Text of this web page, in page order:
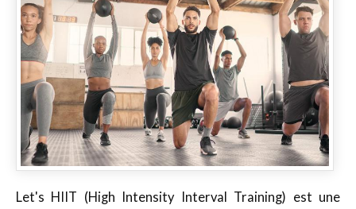
Let's HIIT (High Intensity Interval Training) est une